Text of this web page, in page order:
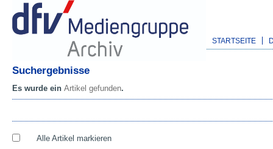
STARTSEITE
Suchergebnisse
Es wurde ein Artikel gefunden.
Alle Artikel markieren